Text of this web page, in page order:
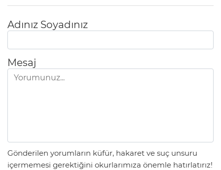
Adınız Soyadınız
Mesaj
Gönderilen yorumların küfür, hakaret ve suç unsuru
içermemesi gerektiğini okurlarımıza önemle hatırlatırız!